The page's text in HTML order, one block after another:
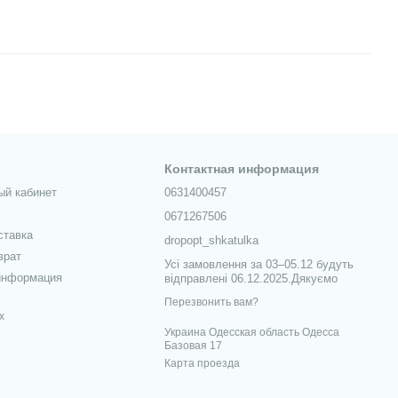
кабинет
Контактная информация
0631400457
0671267506
dropopt_shkatulka
Усі замовлення за 03–05.12 будуть
відправлені 06.12.2025.Дякуємо
Перезвонить вам?
Украина Одесская область Одесса
Базовая 17
Карта проезда